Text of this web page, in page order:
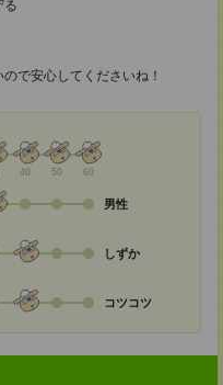
る
で安心してくださいね！
40 50 60
男性
しずか
コツコツ